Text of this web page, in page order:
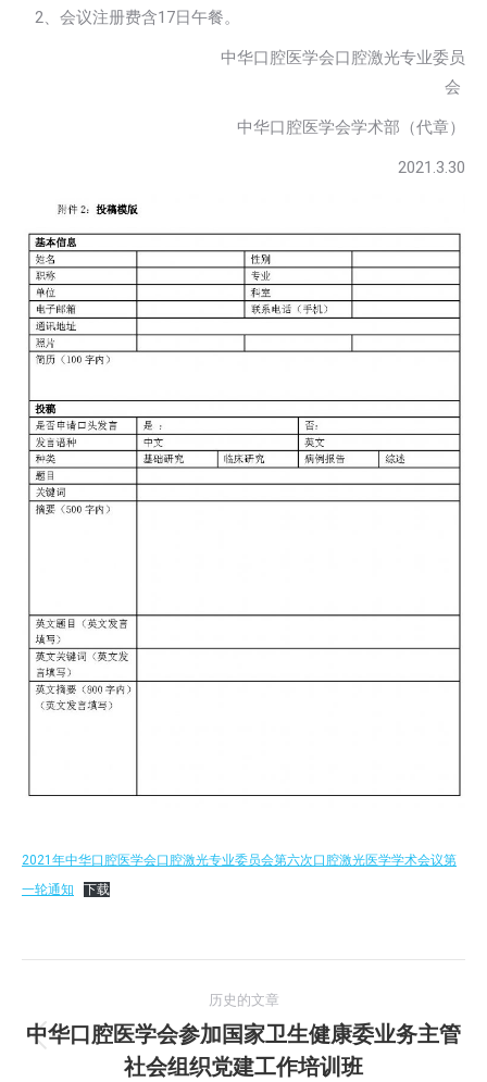
2、会议注册费含17日午餐。
中华口腔医学会口腔激光专业委员
会
中华口腔医学会学术部（代章）
2021.3.30
2021年中华口腔医学会口腔激光专业委员会第六次口腔激光医学学术会议第
一轮通知
下载
章
历史的文章
历
史
中华口腔医学会参加国家卫生健康委业务主管
社会组织党建工作培训班